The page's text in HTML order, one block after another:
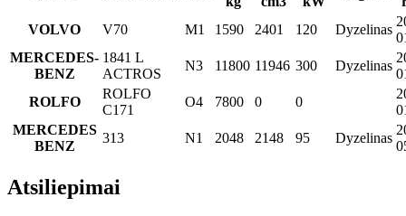
VOLVO
V70 M1 1590 2401 120 Dyzelinas
MERCEDES-
BENZ
1841 L
ACTROS
N3 11800 11946 300 Dyzelinas
ROLFO
ROLFO
C171
O4 7800 0 0
MERCEDES
BENZ
313 N1 2048 2148 95 Dyzelinas
Atsiliepimai